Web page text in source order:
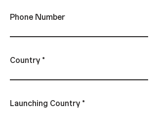
Phone Number
Country
Launching Country